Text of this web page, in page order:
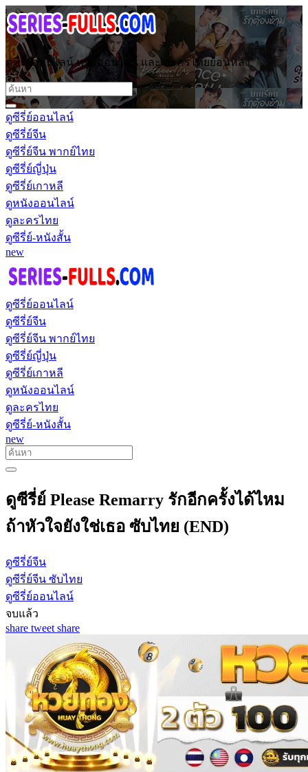
ดูซีรี่ย์ออนไลน์ หนังออนไลน์ และ ละครไทยย้อนหลัง
ดูซีรี่ย์ออนไลน์
ดูซีรี่ย์จีน
ดูซีรี่ย์จีน พากย์ไทย
ดูซีรี่ย์ญี่ปุ่น
ดูซีรี่ย์เกาหลี
ดูหนังออนไลน์
ดูละครไทย
ดูซีรี่ย์-หนังสั้น
new
ดูซีรี่ย์ออนไลน์
ดูซีรี่ย์จีน
ดูซีรี่ย์จีน พากย์ไทย
ดูซีรี่ย์ญี่ปุ่น
ดูซีรี่ย์เกาหลี
ดูหนังออนไลน์
ดูละครไทย
ดูซีรี่ย์-หนังสั้น
new
ดูซีรี่ย์ Please Remarry รักอีกครั้งได้ไหม
ถ้าหัวใจยังใช่เธอ ซับไทย (END)
ดูซีรี่ย์จีน
ดูซีรี่ย์จีน ซับไทย
ดูซีรี่ย์ออนไลน์
จบแล้ว
share tweet share